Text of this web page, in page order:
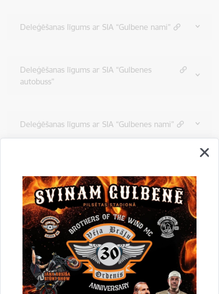
Deleģēšanas līgums ar SIA “Gulbene nami”
Deleģēšanas līgums ar SIA “Gulbenes
autobuss”
Deleģēšanas līgums ar SIA “Gulbenes nami”
Drukāt lapu
Dalīties